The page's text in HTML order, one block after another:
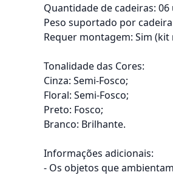
Quantidade de cadeiras: 06
Peso suportado por
Requer montagem: Sim
Tonalidade das Cores:
Cinza: Semi-Fosco;
Floral: Semi-Fosco;
Preto: Fosco;
Branco: Brilhante.
Informações adicionais:
- Os objetos que